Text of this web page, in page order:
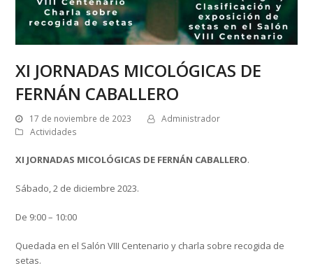
XI JORNADAS MICOLÓGICAS DE
FERNÁN CABALLERO
17 de noviembre de 2023
Administrador
Actividades
XI JORNADAS MICOLÓGICAS DE FERNÁN CABALLERO.
Sábado, 2 de diciembre 2023.
De 9:00 – 10:00
Quedada en el Salón VIII Centenario y charla sobre recogida de
setas.